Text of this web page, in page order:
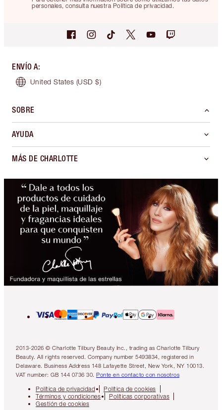
personales, consulta nuestra Política de privacidad.
ENVÍO A:
United States (USD $)
SOBRE
AYUDA
MÁS DE CHARLOTTE
2013-2026 © Charlotte Tilbury Beauty Inc., trading as Charlotte Tilbury
Beauty. All rights reserved. Company number 5493834, registered in
Delaware. Business Address 148 Lafayette Street, New York, NY 10013.
VAT number: GB 144 0736 30. Ponte en contacto con nosotros
Política de privacidad
Política de cookies
Términos y condiciones
Políticas corporativas
Gestión de cookies